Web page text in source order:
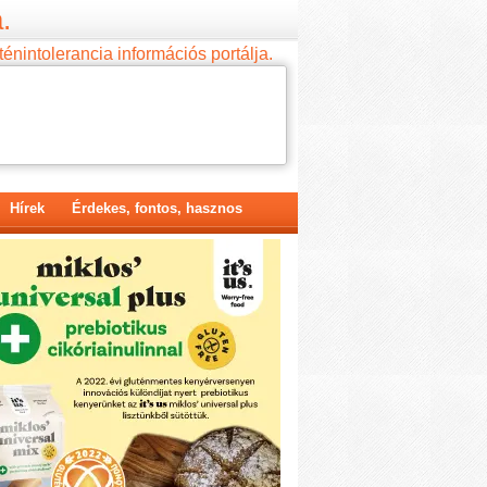
információs portálja.
Hírek Érdekes, fontos, hasznos